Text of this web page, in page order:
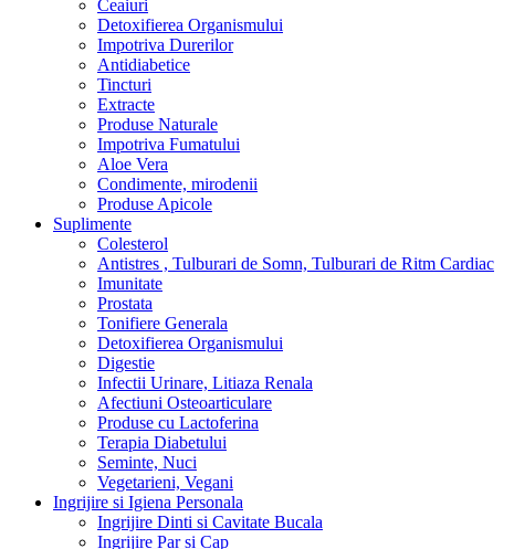
Ceaiuri
Detoxifierea Organismului
Impotriva Durerilor
Antidiabetice
Tincturi
Extracte
Produse Naturale
Impotriva Fumatului
Aloe Vera
Condimente, mirodenii
Produse Apicole
Suplimente
Colesterol
Antistres , Tulburari de Somn, Tulburari de Ritm Cardiac
Imunitate
Prostata
Tonifiere Generala
Detoxifierea Organismului
Digestie
Infectii Urinare, Litiaza Renala
Afectiuni Osteoarticulare
Produse cu Lactoferina
Terapia Diabetului
Seminte, Nuci
Vegetarieni, Vegani
Ingrijire si Igiena Personala
Ingrijire Dinti si Cavitate Bucala
Ingrijire Par si Cap